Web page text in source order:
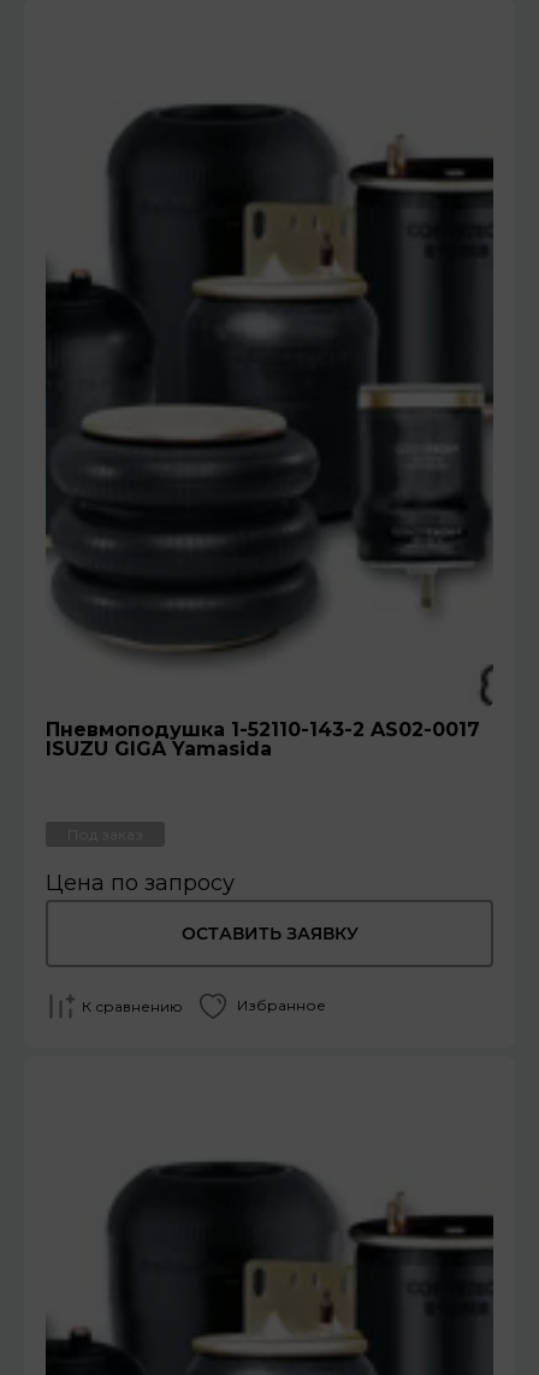
Пневмоподушка 1-52110-143-2 AS02-0017
ISUZU GIGA Yamasida
Цена по запросу
ОСТАВИТЬ ЗАЯВКУ
К сравнению Избранное